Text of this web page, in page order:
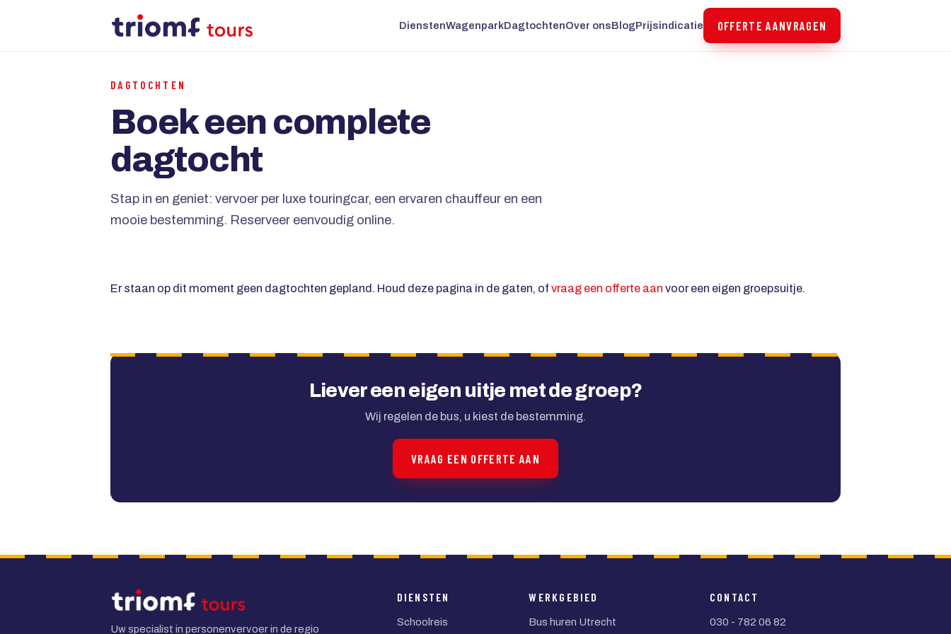
DienstenWagenparkDagtochtenOver onsBlogPrijsindicatie OFFERTE AANVRAGEN
DAGTOCHTEN
Boek een complete
dagtocht
Stap in en geniet: vervoer per luxe touringcar, een ervaren chauffeur en een
mooie bestemming. Reserveer eenvoudig online.
Er staan op dit moment geen dagtochten gepland. Houd deze pagina in de gaten, of vraag een offerte aan voor een eigen groepsuitje.
Liever een eigen uitje met de groep?
Wij regelen de bus, u kiest de bestemming.
VRAAG EEN OFFERTE AAN
Uw specialist in personenvervoer in de regio
DIENSTEN
Schoolreis
WERKGEBIED
Bus huren Utrecht
CONTACT
030 - 782 06 82